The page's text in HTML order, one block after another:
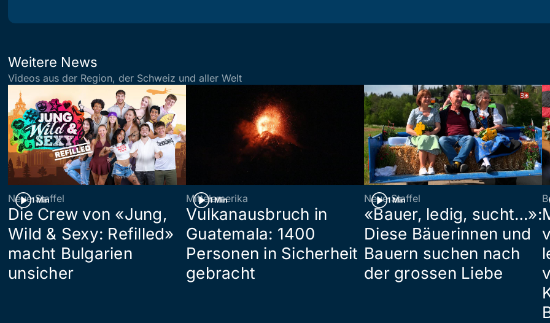
Weitere News
Videos aus der Region, der Schweiz und aller Welt
1 Min
Neue Staffel
Die Crew von «Jung,
Wild & Sexy: Refilled»
macht Bulgarien
unsicher
1 Min
Mittelamerika
Vulkanausbruch in
Guatemala: 1400
Personen in Sicherheit
gebracht
1 Min
Neue Staffel
«Bauer, ledig, sucht…»:
Diese Bäuerinnen und
Bauern suchen nach
der grossen Liebe